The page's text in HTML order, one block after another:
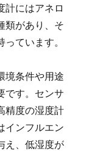
計にはアネロ
類があり、そ
ています。
境条件や用途
です。センサ
精度の湿度計
インフルエン
え、低湿度が